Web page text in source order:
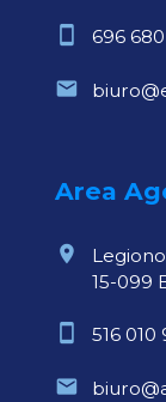
696
Area
15-099
516 010